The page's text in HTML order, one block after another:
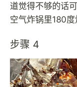
道觉得不够的话
空气炸锅里180度
步骤 4